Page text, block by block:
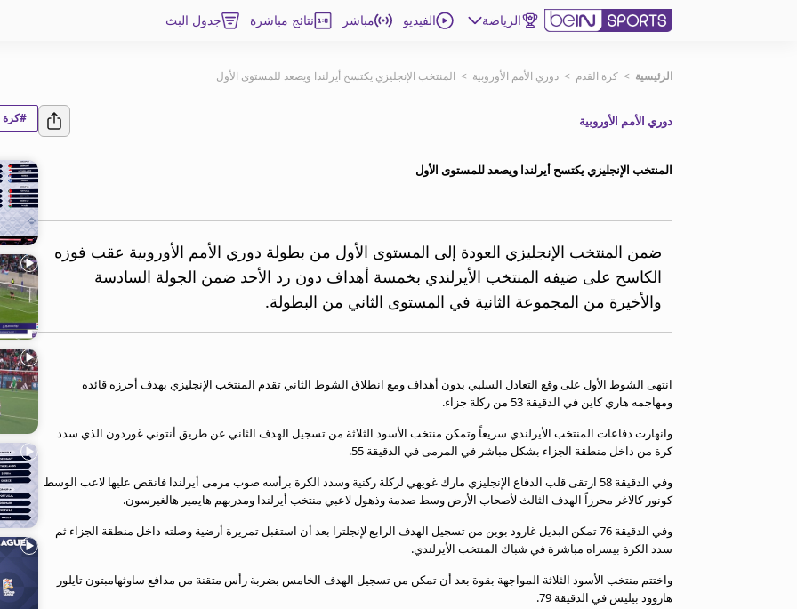
الرياضة الفيديو مباشر نتائج مباشرة جدول البث
اشترك
MENA
إدارة التنبيهات
انضم إلى قائمة النشرة الإخبارية
beIN CONNECT
beIN MEDIA GROUP
معلومات عن هذا الموقع
الرئيسية > كرة القدم > دوري الأمم الأوروبية > المنتخب الإنجليزي يكتسح أيرلندا ويصعد للمستوى الأول
دوري الأمم الأوروبية
المنتخب الإنجليزي يكتسح أيرلندا ويصعد للمستوى الأول
ضمن المنتخب الإنجليزي العودة إلى المستوى الأول من بطولة دوري الأمم الأوروبية عقب فوزه
الكاسح على ضيفه المنتخب الأيرلندي بخمسة أهداف دون رد الأحد ضمن الجولة السادسة
والأخيرة من المجموعة الثانية في المستوى الثاني من البطولة.
انتهى الشوط الأول على وقع التعادل السلبي بدون أهداف ومع انطلاق الشوط الثاني تقدم المنتخب الإنجليزي بهدف أحرزه قائده
ومهاجمه هاري كاين في الدقيقة 53 من ركلة جزاء.
وانهارت دفاعات المنتخب الأيرلندي سريعاً وتمكن منتخب الأسود الثلاثة من تسجيل الهدف الثاني عن طريق أنتوني غوردون الذي سدد
كرة من داخل منطقة الجزاء بشكل مباشر في المرمى في الدقيقة 55.
وفي الدقيقة 58 ارتقى قلب الدفاع الإنجليزي مارك غويهي لركلة ركنية وسدد الكرة برأسه صوب مرمى أيرلندا فانقض عليها لاعب الوسط
كونور كالاغر محرزاً الهدف الثالث لأصحاب الأرض وسط صدمة وذهول لاعبي منتخب أيرلندا ومدربهم هايمير هالغيرسون.
وفي الدقيقة 76 تمكن البديل غارود بوين من تسجيل الهدف الرابع لإنجلترا بعد أن استقبل تمريرة أرضية وصلته داخل منطقة الجزاء ثم
سدد الكرة بيسراه مباشرة في شباك المنتخب الأيرلندي.
واختتم منتخب الأسود الثلاثة المواجهة بقوة بعد أن تمكن من تسجيل الهدف الخامس بضربة رأس متقنة من مدافع ساوثهامبتون تايلور
هاروود بيليس في الدقيقة 79.
#كرة